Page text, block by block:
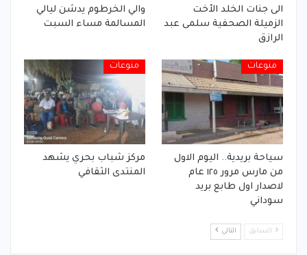
الى جنات الخلد الأخت
الزميلة الصحفية سلمى عبد
الرازق
والي الخرطوم يدشن ليالي
المسالمة مساء السبت
منوعات
سياحة بريدية.. اليوم الاول
من مارس مرور ١٢٥ عام
لاصدار اول طابع بريد
سوداني
منوعات
مركز شباب بحري يشهد
المنتدى الثقافي
السابق التالي